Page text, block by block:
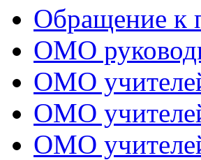
Обращение к
ОМО
ОМО
ОМО
ОМО